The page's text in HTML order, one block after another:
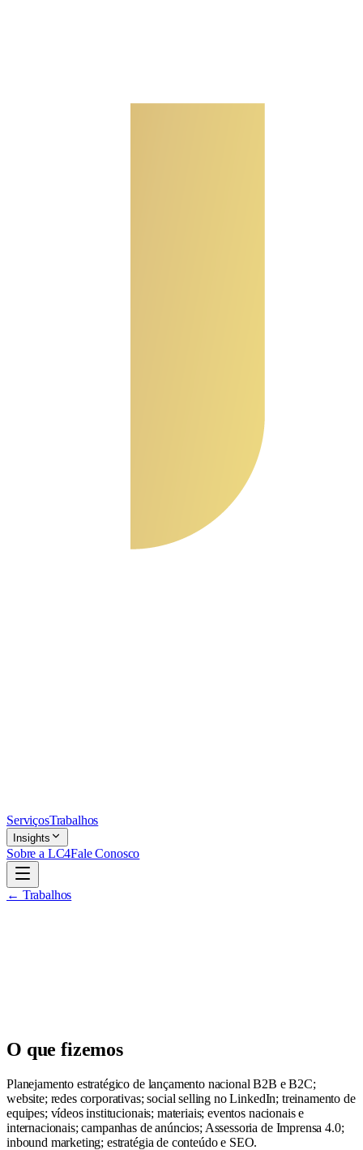
ServiçosTrabalhos
Insights
Sobre a LC4Fale Conosco
← Trabalhos
O que fizemos
Planejamento estratégico de lançamento nacional B2B e B2C;
website; redes corporativas; social selling no LinkedIn; treinamento de
equipes; vídeos institucionais; materiais; eventos nacionais e
internacionais; campanhas de anúncios; Assessoria de Imprensa 4.0;
inbound marketing; estratégia de conteúdo e SEO.